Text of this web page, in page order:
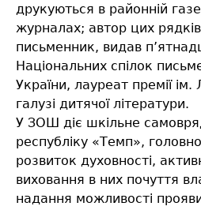
друкуються в районній
журналах; автор цих
письменник, видав
Національних спілок
України, лауреат премії
галузі дитячої літератури.
У ЗОШ діє шкільне
республіку «Темп»,
розвиток духовності,
виховання в них почуття
надання можливості